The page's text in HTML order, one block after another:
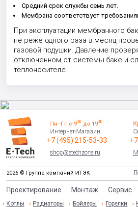
Средний срок службы семь лет.
Мембрана соответствует
При эксплуатации мембранного
не реже одного раза в месяц
газовой подушки. Давление
отключенном от системы баке и
теплоносителе.
Пн–Пт с 900 до 1900
Интернет-Магазин:
+7 (495) 215-53-33
shop@etechzone.ru
2026 © Группа компаний ИТЭК
Проектирование Монтаж Сервис
Котлы Радиаторы Бойлеры Горелки